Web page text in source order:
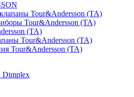
Tour&Andersson (TA)
Tour&Andersson (TA)
(TA)
Tour&Andersson (TA)
Tour&Andersson (TA)
Dimplex